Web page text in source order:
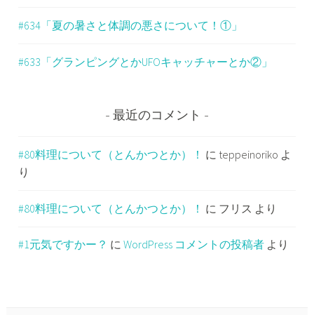
#634「夏の暑さと体調の悪さについて！①」
#633「グランピングとかUFOキャッチャーとか②」
最近のコメント
#80料理について（とんかつとか）！ に teppeinoriko よ
り
#80料理について（とんかつとか）！ に フリス より
#1元気ですかー？ にWordPress コメントの投稿者 より